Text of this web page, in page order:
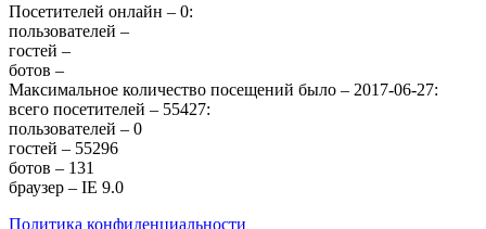
Посетителей онлайн – 0:
пользователей –
гостей –
ботов –
Максимальное количество посещений было – 2017-06-27:
всего посетителей – 55427:
пользователей – 0
гостей – 55296
ботов – 131
браузер – IE 9.0
Политика конфиденциальности